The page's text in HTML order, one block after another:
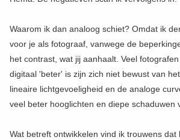
Waarom ik dan analoog schiet? Omdat ik
voor je als fotograaf, vanwege de
het contrast, wat jij aanhaalt. Veel
digitaal 'beter' is zijn zich niet bewust van
lineaire lichtgevoeligheid en de analoge
veel beter hooglichten en diepe schaduwen
Wat betreft ontwikkelen vind ik trouwens dat